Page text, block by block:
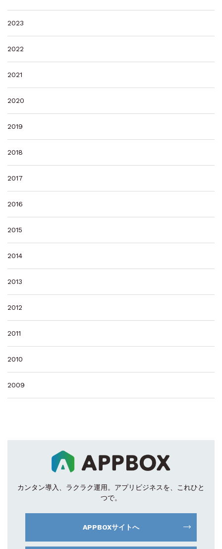
2023
2022
2021
2020
2019
2018
2017
2016
2015
2014
2013
2012
2011
2010
2009
カンタン導入、ラクラク運用。 アプリビジネスを、これひと
つで。
APPBOXサイトへ